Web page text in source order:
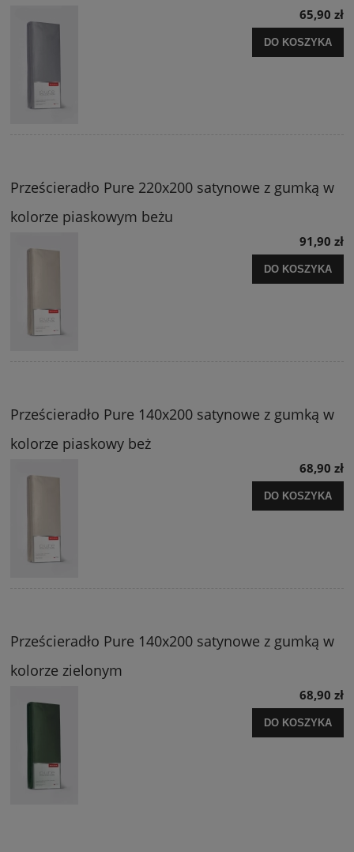
65,90 zł
DO KOSZYKA
Prześcieradło Pure 220x200 satynowe z gumką w
kolorze piaskowym beżu
91,90 zł
DO KOSZYKA
Prześcieradło Pure 140x200 satynowe z gumką w
kolorze piaskowy beż
68,90 zł
DO KOSZYKA
Prześcieradło Pure 140x200 satynowe z gumką w
kolorze zielonym
68,90 zł
DO KOSZYKA